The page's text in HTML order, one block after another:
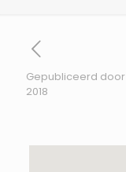
Gepubliceerd door
2018